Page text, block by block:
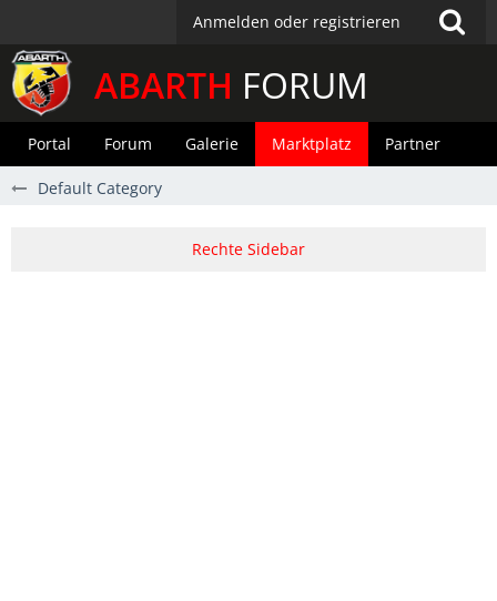
Anmelden oder registrieren
ABARTH FORUM
Portal Forum Galerie Marktplatz Partner
Default Category